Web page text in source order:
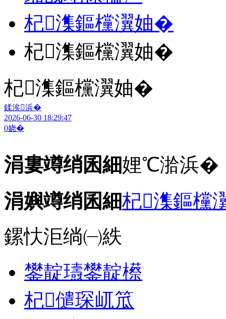
杞潗鏂欓瀷妯�
杞潗鏂欓瀷妯�
杞潗鏂欓瀷妯�
鍒涘浜�
2026-06-30 18:29:47
0娆�
涓婁竴绡囷細娌℃湁浜�
涓嬩竴绡囷細杞潗鏂欓
鏍忕洰绱㈠紩
鐢靛瓙鐢靛櫒
杞儙琛屼笟